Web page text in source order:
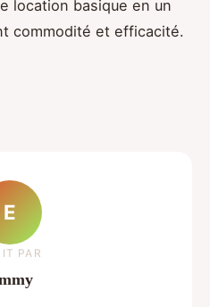
location basique en un
commodité et efficacité.
E
PAR